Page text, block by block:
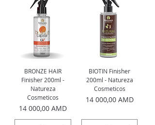
BRONZE HAIR
Finisher 200ml -
Natureza
Cosmeticos
Цена
14 000,00 AMD
BIOTIN Finisher
200ml - Natureza
Cosmeticos
Цена
14 000,00 AMD